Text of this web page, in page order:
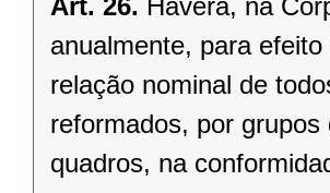
anualmente, para
relação nominal de
reformados, por
quadros, na